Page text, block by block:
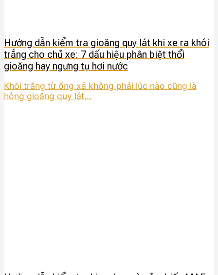
Hướng dẫn kiểm tra gioăng quy lát khi xe ra khói
trắng cho chủ xe: 7 dấu hiệu phân biệt thổi
gioăng hay ngưng tụ hơi nước
Khói trắng từ ống xả không phải lúc nào cũng là
hỏng gioăng quy lát...